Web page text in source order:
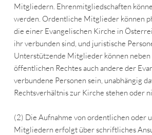
Mitgliedern. Ehrenmitgliedschaften
werden. Ordentliche Mitglieder können
die einer Evangelischen Kirche in
ihr verbunden sind, und juristische
Unterstützende Mitglieder können
öffentlichen Rechtes auch andere der
verbundene Personen sein, unabhängig
Rechtsverhältnis zur Kirche stehen oder
(2) Die Aufnahme von ordentlichen oder
Mitgliedern erfolgt über schriftliches